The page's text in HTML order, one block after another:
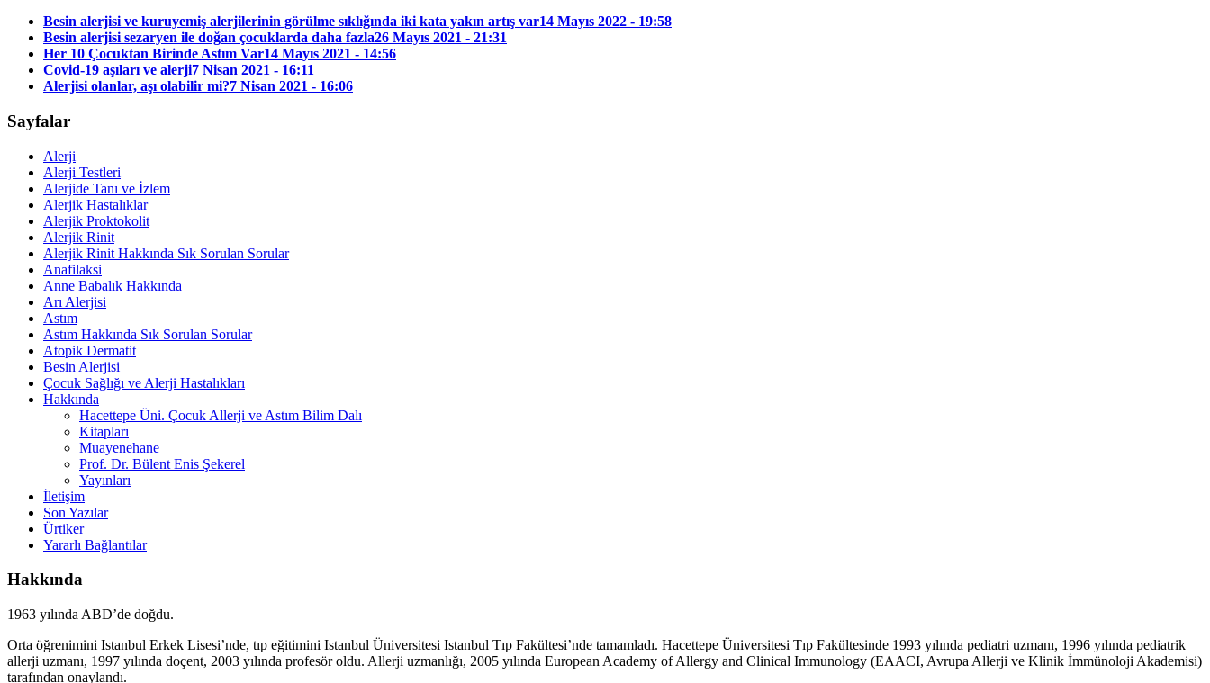
Besin alerjisi ve kuruyemiş alerjilerinin görülme sıklığında iki kata yakın artış var14 Mayıs 2022 - 19:58
Besin alerjisi sezaryen ile doğan çocuklarda daha fazla26 Mayıs 2021 - 21:31
Her 10 Çocuktan Birinde Astım Var14 Mayıs 2021 - 14:56
Covid-19 aşıları ve alerji7 Nisan 2021 - 16:11
Alerjisi olanlar, aşı olabilir mi?7 Nisan 2021 - 16:06
Sayfalar
Alerji
Alerji Testleri
Alerjide Tanı ve İzlem
Alerjik Hastalıklar
Alerjik Proktokolit
Alerjik Rinit
Alerjik Rinit Hakkında Sık Sorulan Sorular
Anafilaksi
Anne Babalık Hakkında
Arı Alerjisi
Astım
Astım Hakkında Sık Sorulan Sorular
Atopik Dermatit
Besin Alerjisi
Çocuk Sağlığı ve Alerji Hastalıkları
Hakkında
Hacettepe Üni. Çocuk Allerji ve Astım Bilim Dalı
Kitapları
Muayenehane
Prof. Dr. Bülent Enis Şekerel
Yayınları
İletişim
Son Yazılar
Ürtiker
Yararlı Bağlantılar
Hakkında
1963 yılında ABD’de doğdu.
Orta öğrenimini Istanbul Erkek Lisesi’nde, tıp eğitimini Istanbul Üniversitesi Istanbul Tıp Fakültesi’nde tamamladı. Hacettepe Üniversitesi Tıp Fakültesinde 1993 yılında pediatri uzmanı, 1996 yılında pediatrik
allerji uzmanı, 1997 yılında doçent, 2003 yılında profesör oldu. Allerji uzmanlığı, 2005 yılında European Academy of Allergy and Clinical Immunology (EAACI, Avrupa Allerji ve Klinik İmmünoloji Akademisi)
tarafından onaylandı.